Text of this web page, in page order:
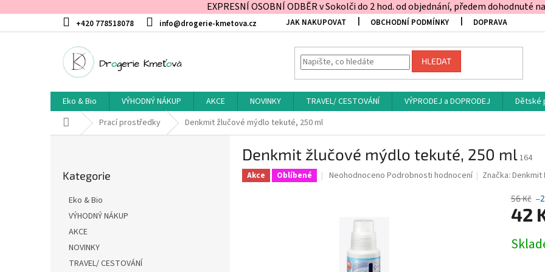
EXPRESNÍ OSOBNÍ ODBĚR v Sokolči do 2 hod. od objednání, předem dohodnuté
na
+420 778518078 info@drogerie-kmetova.cz JAK NAKUPOVAT OBCHODNÍ PODMÍNKY DOPRAVA
HLEDAT
Eko & Bio VÝHODNÝ NÁKUP AKCE NOVINKY TRAVEL/ CESTOVÁNÍ VÝPRODEJ a DOPRODEJ Dětské
Domů Prací prostředky Denkmit žlučové mýdlo tekuté, 250 ml
kategorie
Kategorie
Eko & Bio
VÝHODNÝ NÁKUP
AKCE
NOVINKY
TRAVEL/ CESTOVÁNÍ
Denkmit žlučové mýdlo tekuté, 250 ml164
Akce Oblíbené
Průměrné
hvězdiček.
Neohodnoceno Podrobnosti hodnocení Značka:Denkmit
56 Kč
42
cena: